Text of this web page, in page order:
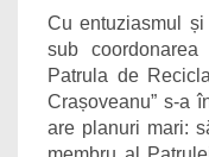
Cu entuziasmul
sub coordonarea
Patrula de
Crașoveanu” s-a
are planuri mari: